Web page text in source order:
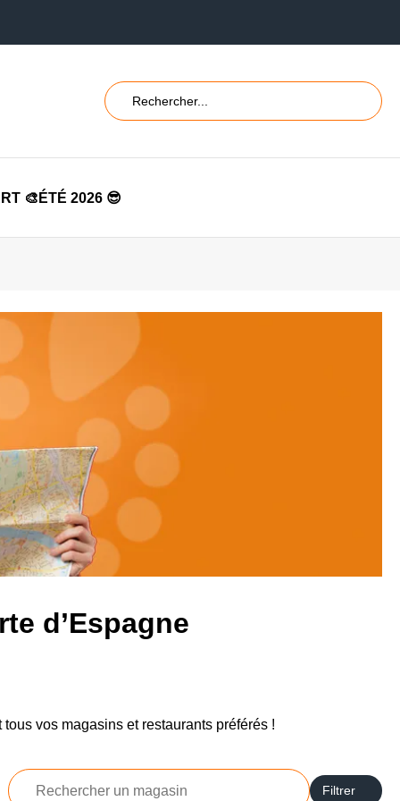
Rechercher
sur
site
Lancer
🎨 ÉTÉ 2026 😎
d’Espagne
vos magasins et restaurants préférés !
Rechercher
Filtrer